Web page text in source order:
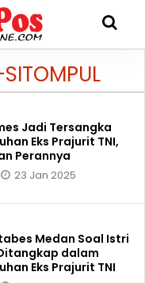
Jadi Tersangka
Eks Prajurit TNI,
Perannya
23 Jan 2025
Medan Soal Istri
dalam
Eks Prajurit TNI